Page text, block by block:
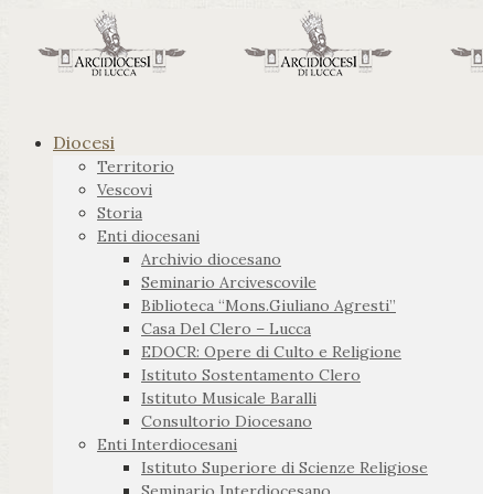
Diocesi
Territorio
Vescovi
Storia
Enti diocesani
Archivio diocesano
Seminario Arcivescovile
Biblioteca “Mons.Giuliano Agresti”
Casa Del Clero – Lucca
EDOCR: Opere di Culto e Religione
Istituto Sostentamento Clero
Istituto Musicale Baralli
Consultorio Diocesano
Enti Interdiocesani
Istituto Superiore di Scienze Religiose